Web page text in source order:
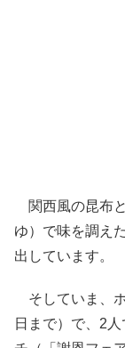
関西風の昆布
ゆ）で味を調え
出しています。
そしていま、
日まで）で、2